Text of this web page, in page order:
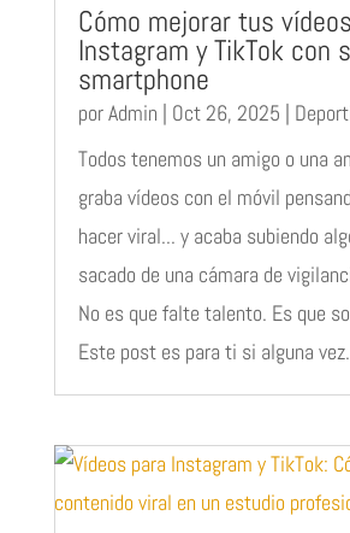
Cómo mejorar tus
Instagram y TikTok con
smartphone
porAdmin | Oct 26, 2025 |
Todos tenemos un amigo o una
graba vídeos con el móvil
hacer viral... y acaba subiendo
sacado de una cámara de
No es que falte talento. Es que
Este post es para ti si alguna